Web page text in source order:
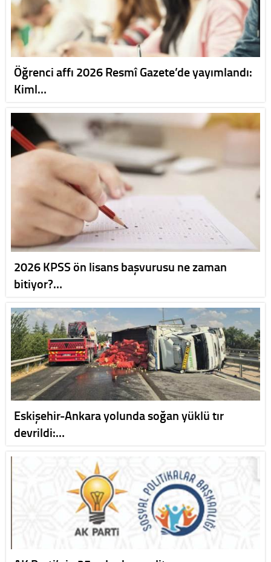
Öğrenci affı 2026 Resmî Gazete’de yayımlandı:
Kiml…
2026 KPSS ön lisans başvurusu ne zaman
bitiyor?…
Eskişehir-Ankara yolunda soğan yüklü tır
devrildi:…